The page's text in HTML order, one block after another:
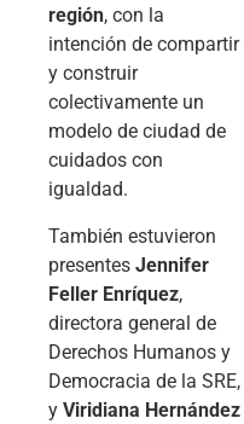
región, con la
intención de compartir
y construir
colectivamente un
modelo de ciudad de
cuidados con
igualdad.
También estuvieron
presentes Jennifer
Feller Enríquez,
directora general de
Derechos Humanos y
Democracia de la SRE,
y Viridiana Hernández